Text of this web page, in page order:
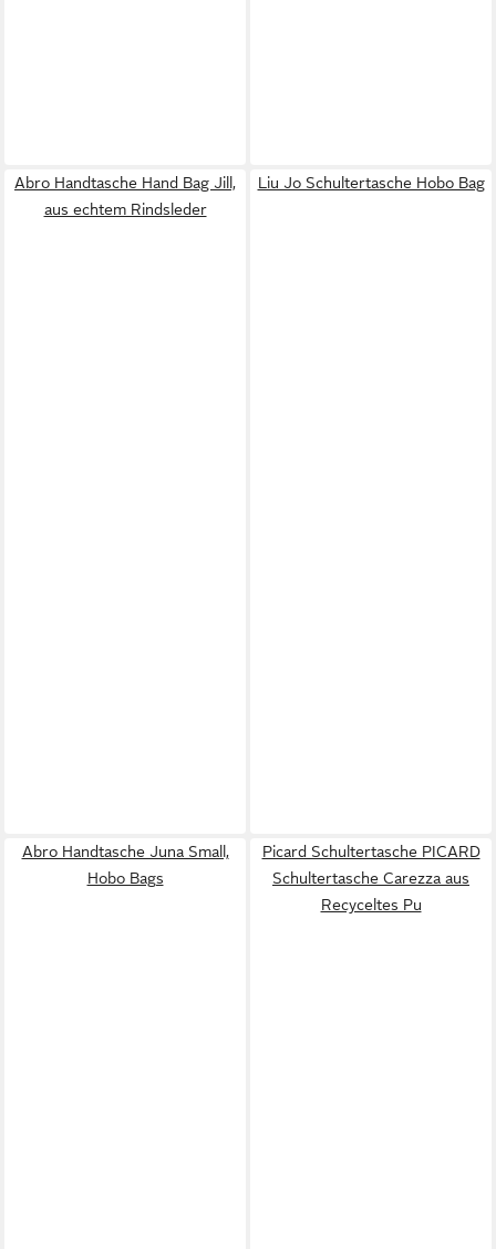
Abro Handtasche Hand Bag Jill,
aus echtem Rindsleder
Liu Jo Schultertasche Hobo Bag
Abro Handtasche Juna Small,
Hobo Bags
Picard Schultertasche PICARD
Schultertasche Carezza aus
Recyceltes Pu